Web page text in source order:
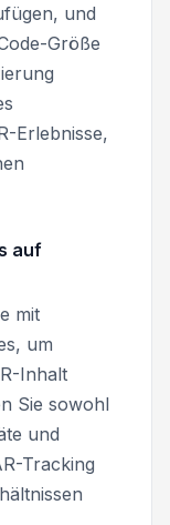
und
Größe
Erlebnisse,
auf
mit
um
Inhalt
Sie sowohl
und
Tracking